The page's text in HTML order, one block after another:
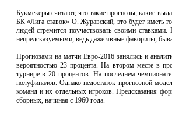
Букмекеры считают, что такие прогнозы, какие
БК «Лига ставок» О. Журавский, это будет иметь
людей стремится поучаствовать своими
непредсказуемыми, ведь даже явные фавориты,
Прогнозами на матчи Евро-2016 занялись и
вероятностью 23 процента. На втором месте в
турнире в 20 процентов. На последнем
полуфиналов. Однако недостаток прогнозной
команд и их отдельных игроков. Предсказания
сборных, начиная с 1960 года.